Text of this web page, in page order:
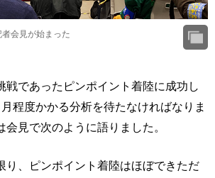
会見が始まった
戦であったピンポイント着陸に成功し
程度かかる分析を待たなければなりま
見で次のように語りました。
り、ピンポイント着陸はほぼできただ